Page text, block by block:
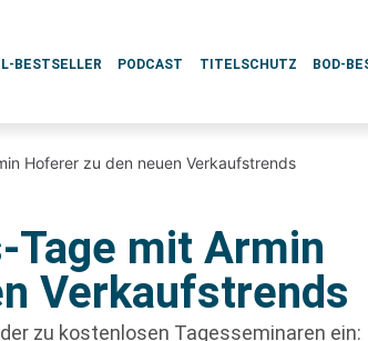
BESTSELLER PODCAST TITELSCHUTZ BOD-
Hoferer zu den neuen Verkaufstrends
Tage mit Armin
Verkaufstrends
zu kostenlosen Tagesseminaren ein: